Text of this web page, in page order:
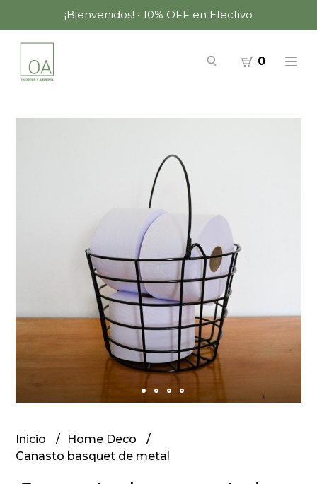
¡Bienvenidos! • 10% OFF en Efectivo
0
Inicio
Home Deco
Canasto basquet de metal